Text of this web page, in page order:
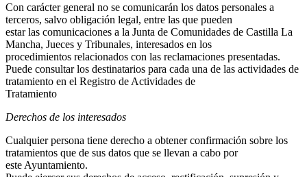
Con carácter general no se comunicarán los datos personales a
terceros, salvo obligación legal, entre las que pueden
estar las comunicaciones a la Junta de Comunidades de Castilla La
Mancha, Jueces y Tribunales, interesados en los
procedimientos relacionados con las reclamaciones presentadas.
Puede consultar los destinatarios para cada una de las actividades de
tratamiento en el Registro de Actividades de
Tratamiento
Derechos de los interesados
Cualquier persona tiene derecho a obtener confirmación sobre los
tratamientos que de sus datos que se llevan a cabo por
este Ayuntamiento.